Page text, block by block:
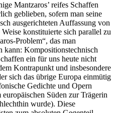
Mantzaros’ reifes Schaffen
geblieben, sofern man seine
ausgerichteten Auffassung von
konstituierte sich parallel zu
Problem“, das man
kann: Kompositionstechnisch
ein für uns heute nicht
Kontrapunkt und insbesondere
sich das übrige Europa einmütig
Gedichte und Opern
Süden zur Trägerin
wurde). Diese